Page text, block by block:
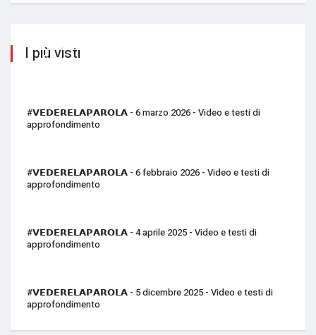
I più visti
#𝗩𝗘𝗗𝗘𝗥𝗘𝗟𝗔𝗣𝗔𝗥𝗢𝗟𝗔 - 17 aprile 2026 -
Video…
#𝗩𝗘𝗗𝗘𝗥𝗘𝗟𝗔𝗣𝗔𝗥𝗢𝗟𝗔 - 6 marzo 2026 - Video e testi di
approfondimento
#𝗩𝗘𝗗𝗘𝗥𝗘𝗟𝗔𝗣𝗔𝗥𝗢𝗟𝗔 - 6 febbraio 2026 - Video e testi di
approfondimento
#𝗩𝗘𝗗𝗘𝗥𝗘𝗟𝗔𝗣𝗔𝗥𝗢𝗟𝗔 - 4 aprile 2025 - Video e testi di
approfondimento
#𝗩𝗘𝗗𝗘𝗥𝗘𝗟𝗔𝗣𝗔𝗥𝗢𝗟𝗔 - 5 dicembre 2025 - Video e testi di
approfondimento